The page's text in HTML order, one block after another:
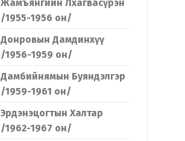
Жамъянгийн Лхагвасүрэн
/1955-1956 он/
Донровын Дамдинхүү
/1956-1959 он/
Дамбийнямын Буяндэлгэр
/1959-1961 он/
Эрдэнэцогтын Халтар
/1962-1967 он/